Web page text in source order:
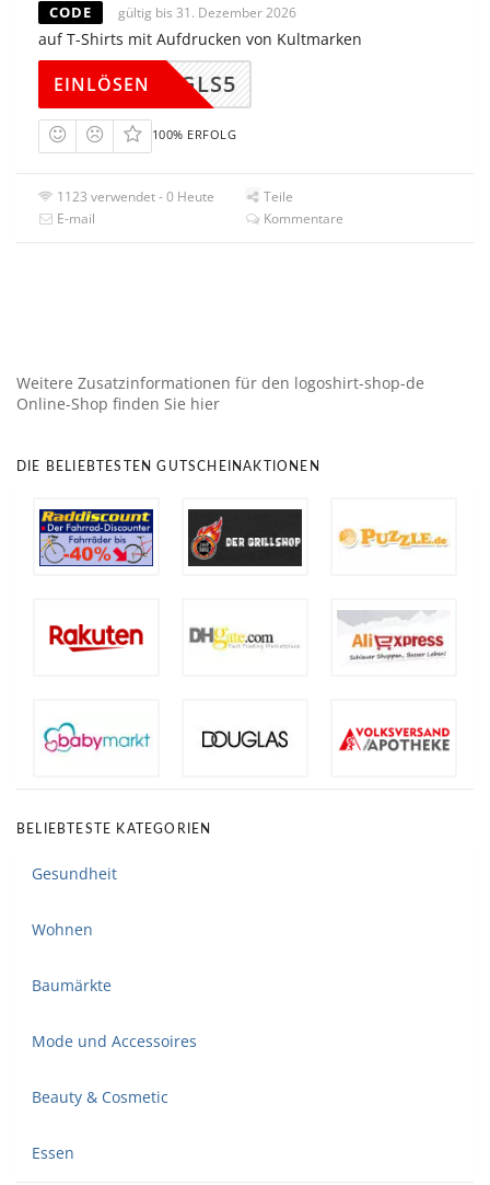
CODE gültig bis 31. Dezember 2026
auf T-Shirts mit Aufdrucken von Kultmarken
GLS5
EINLÖSEN
100% ERFOLG
1123 verwendet - 0 Heute
Teile
E-mail
Kommentare
Weitere Zusatzinformationen für den logoshirt-shop-de
Online-Shop finden Sie hier
DIE BELIEBTESTEN GUTSCHEINAKTIONEN
BELIEBTESTE KATEGORIEN
Gesundheit
Wohnen
Baumärkte
Mode und Accessoires
Beauty & Cosmetic
Essen